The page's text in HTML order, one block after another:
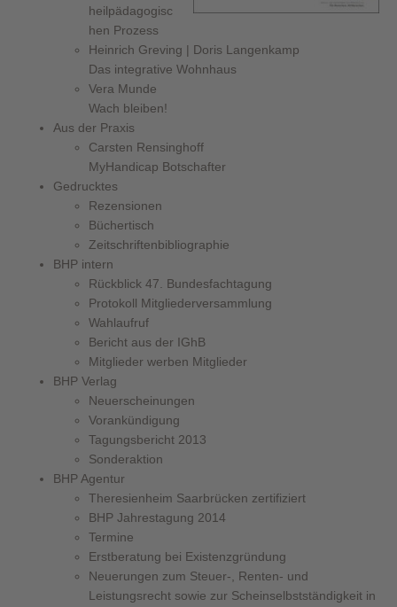
heilpädagogisc
hen Prozess
Heinrich Greving | Doris Langenkamp
Das integrative Wohnhaus
Vera Munde
Wach bleiben!
Aus der Praxis
Carsten Rensinghoff
MyHandicap Botschafter
Gedrucktes
Rezensionen
Büchertisch
Zeitschriftenbibliographie
BHP intern
Rückblick 47. Bundesfachtagung
Protokoll Mitgliederversammlung
Wahlaufruf
Bericht aus der IGhB
Mitglieder werben Mitglieder
BHP Verlag
Neuerscheinungen
Vorankündigung
Tagungsbericht 2013
Sonderaktion
BHP Agentur
Theresienheim Saarbrücken zertifiziert
BHP Jahrestagung 2014
Termine
Erstberatung bei Existenzgründung
Neuerungen zum Steuer-, Renten- und
Leistungsrecht sowie zur Scheinselbstständigkeit in